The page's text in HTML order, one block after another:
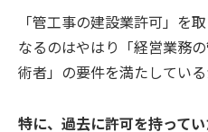
「管工事の建設業許可」を
なるのはやはり「経営業務
術者」の要件を満たしている
特に、過去に許可を持って